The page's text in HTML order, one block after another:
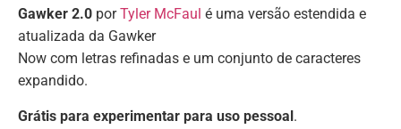
Gawker 2.0 porTyler McFaul é uma versão estendida e
atualizada da Gawker
Now com letras refinadas e um conjunto de caracteres
expandido.
Grátis para experimentar para uso pessoal.